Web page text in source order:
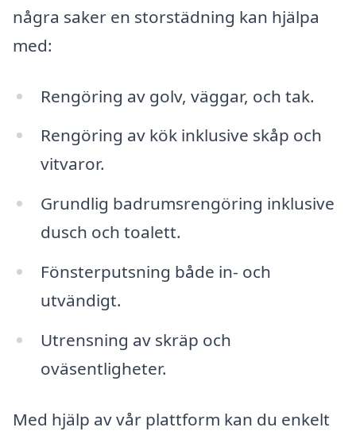
några saker en storstädning kan hjälpa
med:
Rengöring av golv, väggar, och tak.
Rengöring av kök inklusive skåp och
vitvaror.
Grundlig badrumsrengöring inklusive
dusch och toalett.
Fönsterputsning både in- och
utvändigt.
Utrensning av skräp och
oväsentligheter.
Med hjälp av vår plattform kan du enkelt